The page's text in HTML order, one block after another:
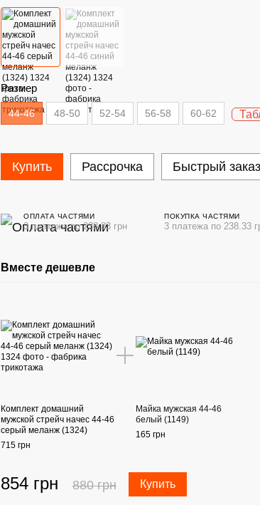
Размер
44-46 48-50 52-54 56-58 60-62
Купить Рассрочка Быстрый заказ
ОПЛАТА ЧАСТЯМИ
3 платежа по 238.33 грн
ПОКУПКА ЧАСТЯМИ
3 платежа по 238.33
Вместе дешевле
Комплект домашний
мужской стрейч начес 44-46
серый меланж (1324)
715 грн
Майка мужская 44-46
белый (1149)
165 грн
854 грн 880 грн Купить